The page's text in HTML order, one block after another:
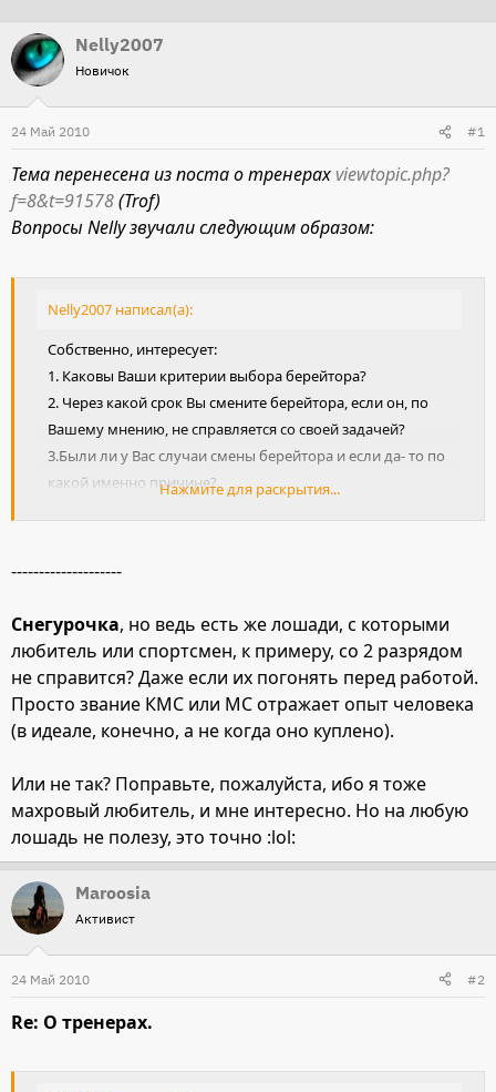
о
р
т
е
ы
а
н
а
л
а
Nelly2007
Новичок
24 Май 2010 #1
Тема перенесена из поста о тренерах viewtopic.php?
f=8&t=91578(Trof)
Вопросы Nelly звучали следующим образом:
Nelly2007 написал(а):
Собственно, интересует:
1. Каковы Ваши критерии выбора берейтора?
2. Через какой срок Вы смените берейтора, если он, по
Вашему мнению, не справляется со своей задачей?
3.Были ли у Вас случаи смены берейтора и если да- то по
какой именно причине?Нажмите для раскрытия...
--------------------
Снегурочка, но ведь есть же лошади, с которыми
любитель или спортсмен, к примеру, со 2 разрядом
не справится? Даже если их погонять перед работой.
Просто звание КМС или МС отражает опыт человека
(в идеале, конечно, а не когда оно куплено).
Или не так? Поправьте, пожалуйста, ибо я тоже
махровый любитель, и мне интересно. Но на любую
лошадь не полезу, это точно :lol:
Maroosia
Активист
24 Май 2010 #2
Re: О тренерах.